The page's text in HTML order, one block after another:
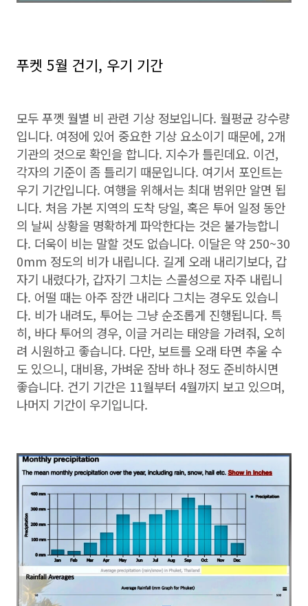
푸켓 5월 건기, 우기 기간
모두 푸껫 월별 비 관련 기상 정보입니다. 월평균 강수량
입니다. 여정에 있어 중요한 기상 요소이기 때문에, 2개
기관의 것으로 확인을 합니다. 지수가 틀린데요. 이건,
각자의 기준이 좀 틀리기 때문입니다. 여기서 포인트는
우기 기간입니다. 여행을 위해서는 최대 범위만 알면 됩
니다. 처음 가본 지역의 도착 당일, 혹은 투어 일정 동안
의 날씨 상황을 명확하게 파악한다는 것은 불가능합니
다. 더욱이 비는 말할 것도 없습니다. 이달은 약 250~30
0mm 정도의 비가 내립니다. 길게 오래 내리기보다, 갑
자기 내렸다가, 갑자기 그치는 스콜성으로 자주 내립니
다. 어떨 때는 아주 잠깐 내리다 그치는 경우도 있습니
다. 비가 내려도, 투어는 그냥 순조롭게 진행됩니다. 특
히, 바다 투어의 경우, 이글 거리는 태양을 가려줘, 오히
려 시원하고 좋습니다. 다만, 보트를 오래 타면 추울 수
도 있으니, 대비용, 가벼운 잠바 하나 정도 준비하시면
좋습니다. 건기 기간은 11월부터 4월까지 보고 있으며,
나머지 기간이 우기입니다.